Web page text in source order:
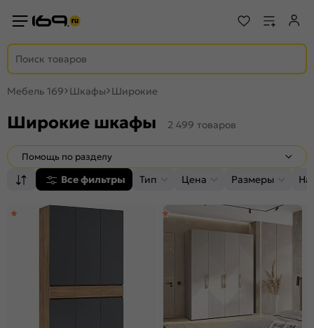
Мебель 169 Шкафы Широкие
Широкие шкафы 2 499 товаров
Помощь по разделу
Все фильтры Тип Цена Размеры